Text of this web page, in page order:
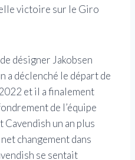
victoire sur le Giro
désigner Jakobsen
a déclenché le départ de
et il a finalement
de l’équipe
un an plus
changement dans
se sentait